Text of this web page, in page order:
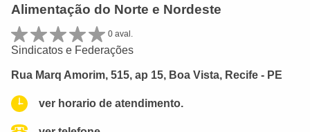
Alimentação do Norte e Nordeste
0 aval.
Sindicatos e Federações
Rua Marq Amorim, 515, ap 15, Boa Vista, Recife - PE
ver horario de atendimento.